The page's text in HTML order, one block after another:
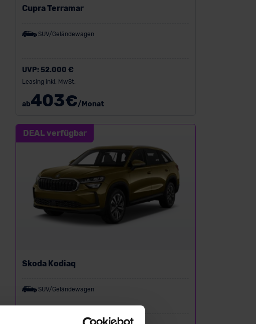
Cupra Terramar
SUV/Geländewagen
UVP:52.000 €
Leasing inkl. MwSt.
ab403€/Monat
DEAL verfügbar
Skoda Kodiaq
SUV/Geländewagen